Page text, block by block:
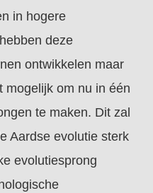
in hogere
deze
ontwikkelen maar
mogelijk om nu in één
te maken. Dit zal
Aardse evolutie sterk
evolutiesprong